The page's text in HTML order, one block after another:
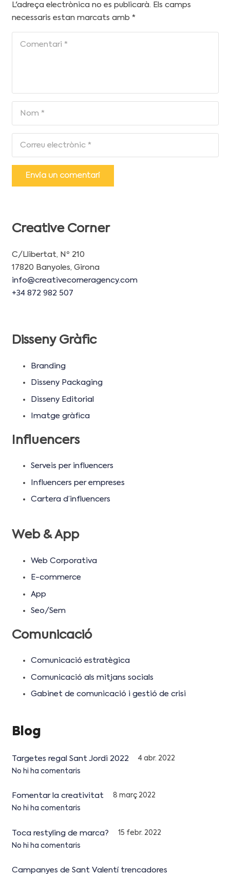
L'adreça electrònica no es publicarà. Els camps
necessaris estan marcats amb *
Envia un comentari
Creative Corner
C/Llibertat, Nº 210
17820 Banyoles, Girona
info@creativecorneragency.com
+34 872 982 507
Disseny Gràfic
Branding
Disseny Packaging
Disseny Editorial
Imatge gràfica
Influencers
Serveis per influencers
Influencers per empreses
Cartera d’influencers
Web & App
Web Corporativa
E-commerce
App
Seo/Sem
Comunicació
Comunicació estratègica
Comunicació als mitjans socials
Gabinet de comunicació i gestió de crisi
Blog
Targetes regal Sant Jordi 2022
4 abr. 2022
No hi ha comentaris
Fomentar la creativitat
8 març 2022
No hi ha comentaris
Toca restyling de marca?
15 febr. 2022
No hi ha comentaris
Campanyes de Sant Valentí trencadores